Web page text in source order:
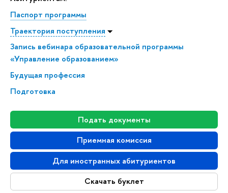
Паспорт программы
Траектория поступления
Запись вебинара образовательной программы
«Управление образованием»
Будущая профессия
Подготовка
Подать документы
Приемная комиссия
Для иностранных абитуриентов
Скачать буклет